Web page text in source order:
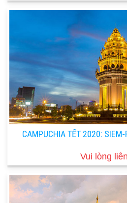
CAMPUCHIA TẾT 2020:
Vui lòng